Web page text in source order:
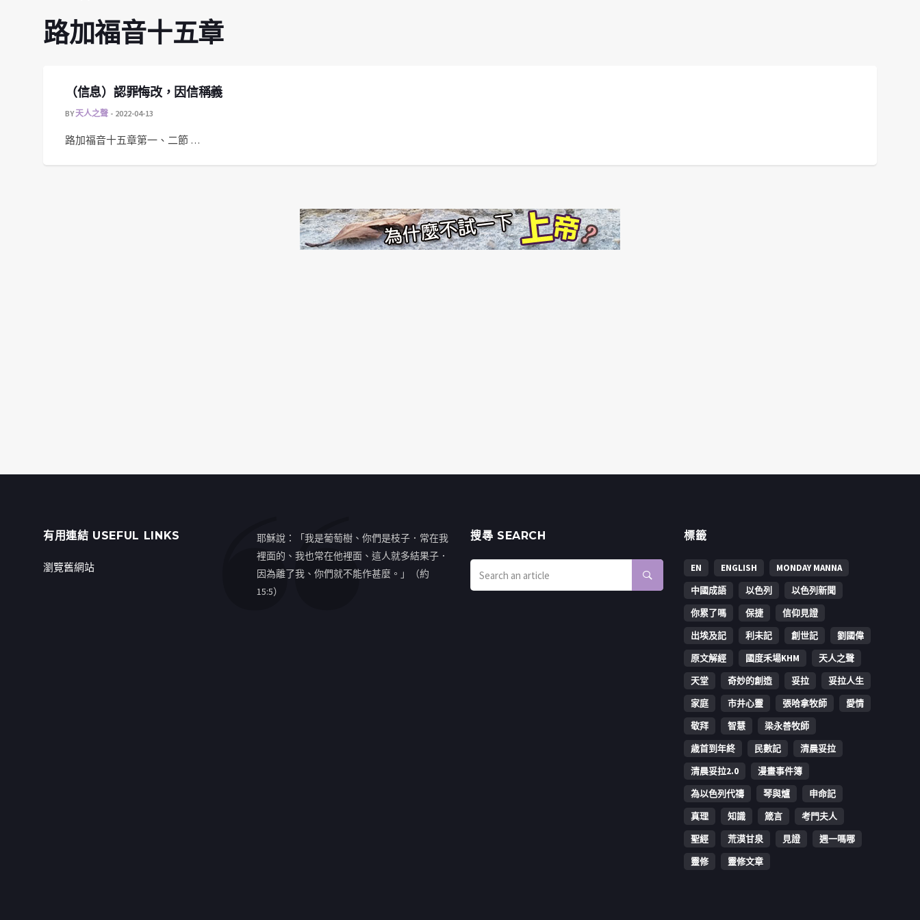
路加福音十五章
（信息）認罪悔改，因信稱義
BY天人之聲 2022-04-13
路加福音十五章第一、二節 …
有用連結 USEFUL LINKS
瀏覽舊網站
耶穌說：「我是葡萄樹、你們是枝子．常在我
裡面的、我也常在他裡面、這人就多結果子．
因為離了我、你們就不能作甚麼。」（約
15:5）
搜㝷 SEARCH 標籤
EN ENGLISH
MONDAY MANNA
中國成語
以色列
以色列新聞
你累了嗎
保捷
信仰見證
出埃及記
利未記 創世記
劉國偉
原文解經
國度禾場KHM
天人之聲
天堂
奇妙的創造 妥拉
妥拉人生
家庭
市井心靈 張哈拿牧師
愛情
敬拜
智慧
梁永善牧師
歳首到年終
民數記
清晨妥拉
清晨妥拉2.0
漫畫事件簿
為以色列代禱
琴與爐
申命記
真理
知識 箴言
考門夫人
聖經
荒漠甘泉 見證
週一嗎哪
靈修
靈修文章